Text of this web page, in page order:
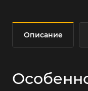
Описание